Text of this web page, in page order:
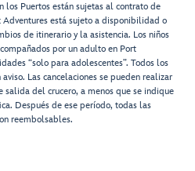
los Puertos están sujetas al contrato de
Adventures está sujeto a disponibilidad o
de itinerario y la asistencia. Los niños
por un adulto en Port
“solo para adolescentes”. Todos los
Las cancelaciones se pueden realizar
salida del crucero, a menos que se indique
Después de ese período, todas las
reembolsables.